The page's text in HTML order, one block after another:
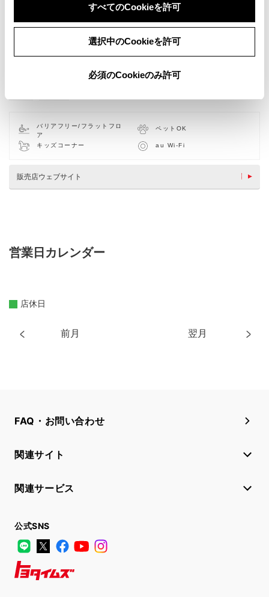
すべてのCookieを許可
選択中のCookieを許可
必須のCookieのみ許可
バリアフリー/フラットフロ
ア
ペットOK
キッズコーナー au Wi-Fi
販売店ウェブサイト
営業日カレンダー
前月 翌月
店休日
FAQ・お問い合わせ
関連サイト
関連サービス
公式SNS
LINE
X FacebookYouTube